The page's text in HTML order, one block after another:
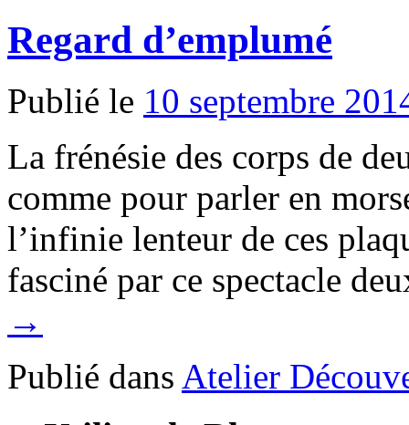
Regard d’emplumé
Publié le 10 septembre
La frénésie des corps de
comme pour parler en
l’infinie lenteur de ces
fasciné par ce spectacle
→
Publié dans Atelier